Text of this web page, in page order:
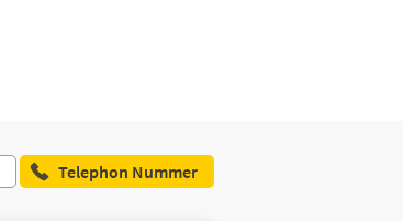
Telephon Nummer